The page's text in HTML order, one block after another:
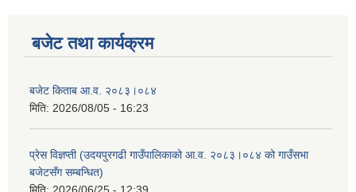
बजेट तथा कार्यक्रम
बजेट किताब आ.व. २०८३।०८४
मिति: 2026/08/05 - 16:23
प्रेस विज्ञप्ती (उदयपुरगढी गाउँपालिकाको आ.व. २०८३।०८४ को गाउँसभा
बजेटसँग सम्बन्धित)